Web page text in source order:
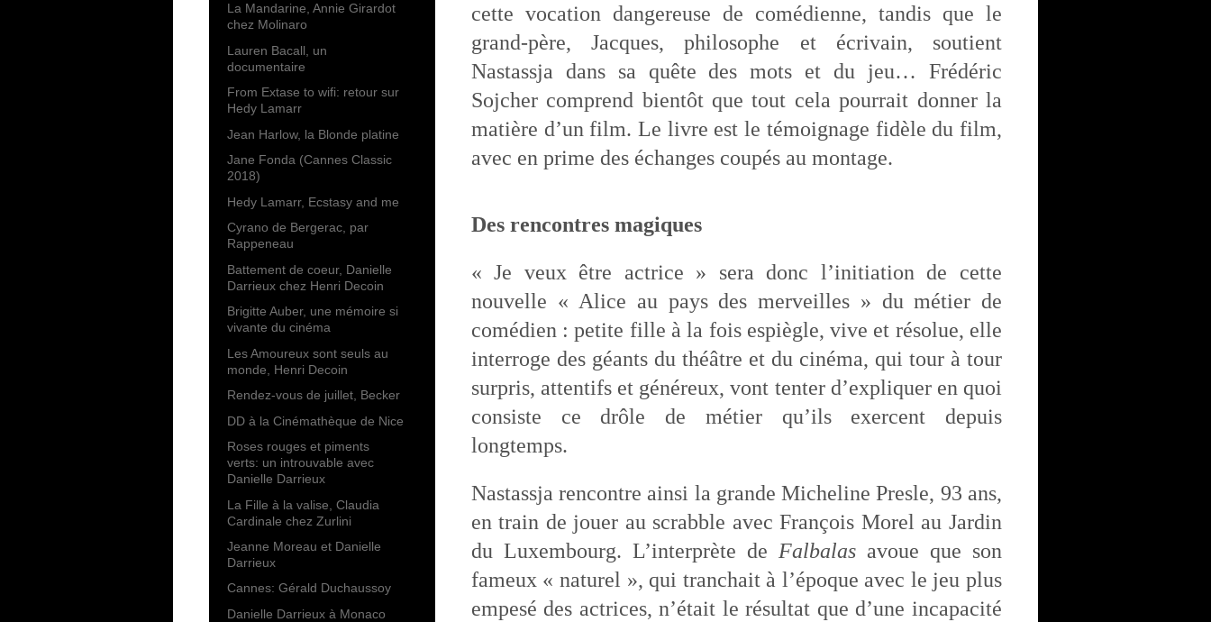
cette vocation dangereuse de comédienne, tandis que le
grand-père, Jacques, philosophe et écrivain, soutient
Nastassja dans sa quête des mots et du jeu… Frédéric
Sojcher comprend bientôt que tout cela pourrait donner la
matière d’un film. Le livre est le témoignage fidèle du film,
avec en prime des échanges coupés au montage.
Des rencontres magiques
« Je veux être actrice » sera donc l’initiation de cette
nouvelle « Alice au pays des merveilles » du métier de
comédien : petite fille à la fois espiègle, vive et résolue, elle
interroge des géants du théâtre et du cinéma, qui tour à tour
surpris, attentifs et généreux, vont tenter d’expliquer en quoi
consiste ce drôle de métier qu’ils exercent depuis
longtemps.
Nastassja rencontre ainsi la grande Micheline Presle, 93 ans,
en train de jouer au scrabble avec François Morel au Jardin
du Luxembourg. L’interprète de Falbalasavoue que son
fameux « naturel », qui tranchait à l’époque avec le jeu plus
empesé des actrices, n’était le résultat que d’une incapacité
La Mandarine, Annie Girardot
chez Molinaro
Lauren Bacall, un
documentaire
From Extase to wifi: retour sur
Hedy Lamarr
Jean Harlow, la Blonde platine
Jane Fonda (Cannes Classic
2018)
Hedy Lamarr, Ecstasy and me
Cyrano de Bergerac, par
Rappeneau
Battement de coeur, Danielle
Darrieux chez Henri Decoin
Brigitte Auber, une mémoire si
vivante du cinéma
Les Amoureux sont seuls au
monde, Henri Decoin
Rendez-vous de juillet, Becker
DD à la Cinémathèque de Nice
Roses rouges et piments
verts: un introuvable avec
Danielle Darrieux
La Fille à la valise, Claudia
Cardinale chez Zurlini
Jeanne Moreau et Danielle
Darrieux
Cannes: Gérald Duchaussoy
Danielle Darrieux à Monaco